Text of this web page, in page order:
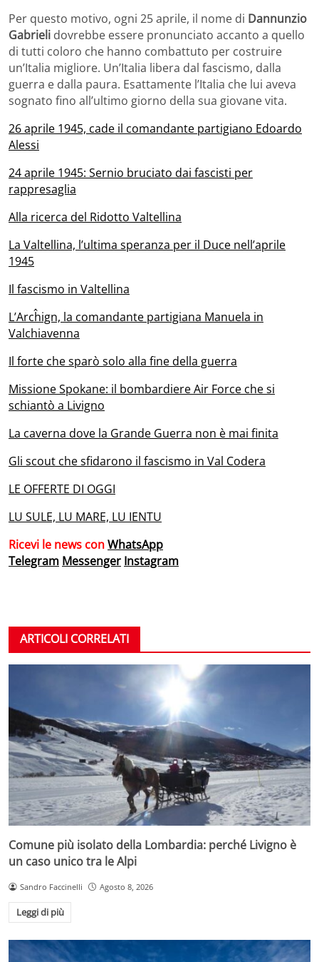
Per questo motivo, ogni 25 aprile, il nome di Dannunzio
Gabrieli dovrebbe essere pronunciato accanto a quello
di tutti coloro che hanno combattuto per costruire
un’Italia migliore. Un’Italia libera dal fascismo, dalla
guerra e dalla paura. Esattamente l’Italia che lui aveva
sognato fino all’ultimo giorno della sua giovane vita.
26 aprile 1945, cade il comandante partigiano Edoardo
Alessi
24 aprile 1945: Sernio bruciato dai fascisti per
rappresaglia
Alla ricerca del Ridotto Valtellina
La Valtellina, l’ultima speranza per il Duce nell’aprile
1945
Il fascismo in Valtellina
L’Arcĥign, la comandante partigiana Manuela in
Valchiavenna
Il forte che sparò solo alla fine della guerra
Missione Spokane: il bombardiere Air Force che si
schiantò a Livigno
La caverna dove la Grande Guerra non è mai finita
Gli scout che sfidarono il fascismo in Val Codera
LE OFFERTE DI OGGI
LU SULE, LU MARE, LU IENTU
Ricevi le news conWhatsApp
Telegram Messenger Instagram
ARTICOLI CORRELATI
Comune più isolato della Lombardia: perché Livigno è
un caso unico tra le Alpi
Sandro Faccinelli Agosto 8, 2026
Leggi di più